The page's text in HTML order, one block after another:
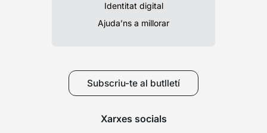
Identitat digital
Ajuda’ns a millorar
Subscriu-te al butlletí
Xarxes socials